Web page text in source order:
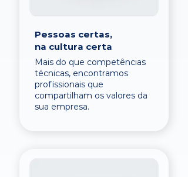
Pessoas certas,
na cultura certa
Mais do que competências
técnicas, encontramos
profissionais que
compartilham os valores da
sua empresa.